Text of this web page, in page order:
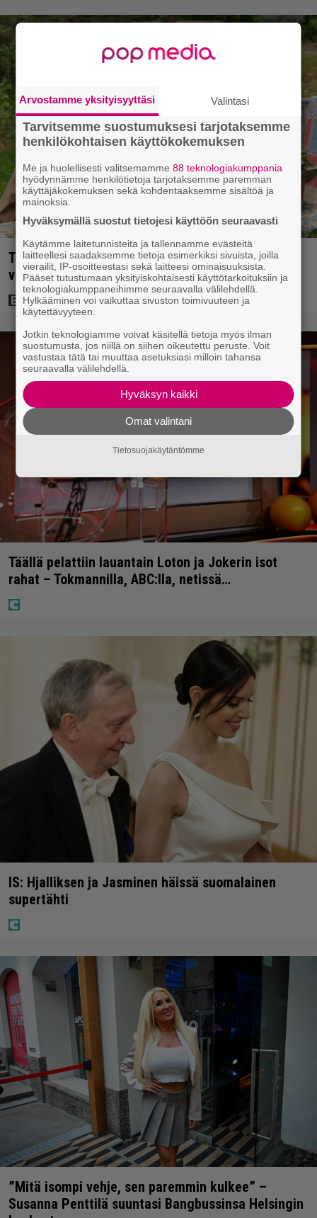
Tänään tv:ssä: Koskettava kotimainen elokuva
vuodelta 2020 – ”Tehty isolla sydämellä”
Täällä pelattiin lauantain Loton ja Jokerin isot
rahat – Tokmannilla, ABC:lla, netissä…
IS: Hjalliksen ja Jasminen häissä suomalainen
supertähti
”Mitä isompi vehje, sen paremmin kulkee” –
Susanna Penttilä suuntasi Bangbussinsa Helsingin
Arvostamme yksityisyyttäsi Valintasi
Tarvitsemme suostumuksesi tarjotaksemme
henkilökohtaisen käyttökokemuksen
Me ja huolellisesti valitsemamme88 teknologiakumppania
hyödynnämme henkilötietoja tarjotaksemme paremman
käyttäjäkokemuksen sekä kohdentaaksemme sisältöä ja
mainoksia.
Hyväksymällä suostut tietojesi käyttöön seuraavasti
Käytämme laitetunnisteita ja tallennamme evästeitä
laitteellesi saadaksemme tietoja esimerkiksi sivuista, joilla
vierailit, IP-osoitteestasi sekä laitteesi ominaisuuksista.
Pääset tutustumaan yksityiskohtaisesti käyttötarkoituksiin ja
teknologiakumppaneihimme seuraavalla välilehdellä.
Hylkääminen voi vaikuttaa sivuston toimivuuteen ja
käytettävyyteen.
Jotkin teknologiamme voivat käsitellä tietoja myös ilman
suostumusta, jos niillä on siihen oikeutettu peruste. Voit
vastustaa tätä tai muuttaa asetuksiasi milloin tahansa
seuraavalla välilehdellä.
Hyväksyn kaikki
Omat valintani
Tietosuojakäytäntömme